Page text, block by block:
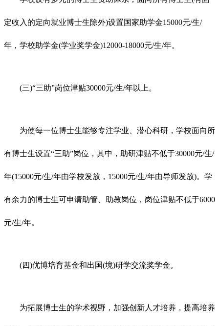
定收入的定向就业博士生除外)设置国家助学金15000元/生/
年，学校助学金(学业奖学金)12000-18000元/生/年。
(三)“三助”岗位津贴30000元/生/年以上。
为使每一位博士生能够专注学业、潜心科研，学校面向所
有博士生设置“三助”岗位，其中，助研津贴不低于30000元/生/
年(15000元/生/年由学校发放，15000元/生/年由导师发放)。学
有余力的博士生可申请助管、助教岗位，岗位津贴不低于6000
元/生/年。
(四)优博培育基金和出国(境)研学交流奖学金。
为拓展博士生的学术视野，加强创新人才培养，提高培养